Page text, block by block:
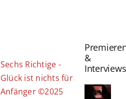
Sechs Richtige -
Glück ist nichts für
Anfänger ©2025
&
Interviews